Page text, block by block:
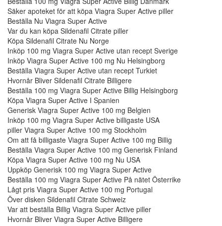
Säker apoteket för att köpa Viagra Super Active piller
Beställa Nu Viagra Super Active
Var du kan köpa Sildenafil Citrate piller
Köpa Sildenafil Citrate Nu Norge
Inköp 100 mg Viagra Super Active utan recept Sverige
Inköp Viagra Super Active 100 mg Nu Helsingborg
Beställa Viagra Super Active utan recept Turkiet
Hvornår Bliver Sildenafil Citrate Billigere
Beställa 100 mg Viagra Super Active Billig Helsingborg
Köpa Viagra Super Active I Spanien
Generisk Viagra Super Active 100 mg Belgien
Inköp 100 mg Viagra Super Active billigaste USA
piller Viagra Super Active 100 mg Stockholm
Om att få billigaste Viagra Super Active 100 mg Billig
Beställa Viagra Super Active 100 mg Generisk Finland
Köpa Viagra Super Active 100 mg Nu USA
Uppköp Generisk 100 mg Viagra Super Active
Beställa 100 mg Viagra Super Active På nätet Österrike
Lågt pris Viagra Super Active 100 mg Portugal
Över disken Sildenafil Citrate Schweiz
Var att beställa Billig Viagra Super Active piller
Hvornår Bliver Viagra Super Active Billigere